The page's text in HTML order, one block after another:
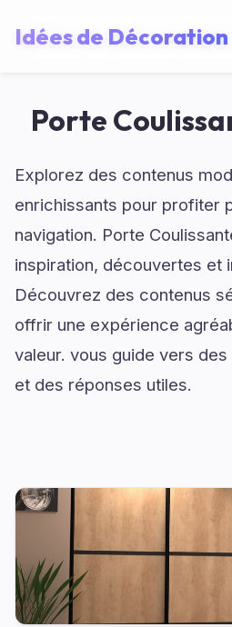
Idées de Décoration
Porte
Explorez des contenus
enrichissants pour profiter
navigation. Porte
inspiration, découvertes et
Découvrez des contenus
offrir une expérience
valeur. vous guide vers
et des réponses utiles.